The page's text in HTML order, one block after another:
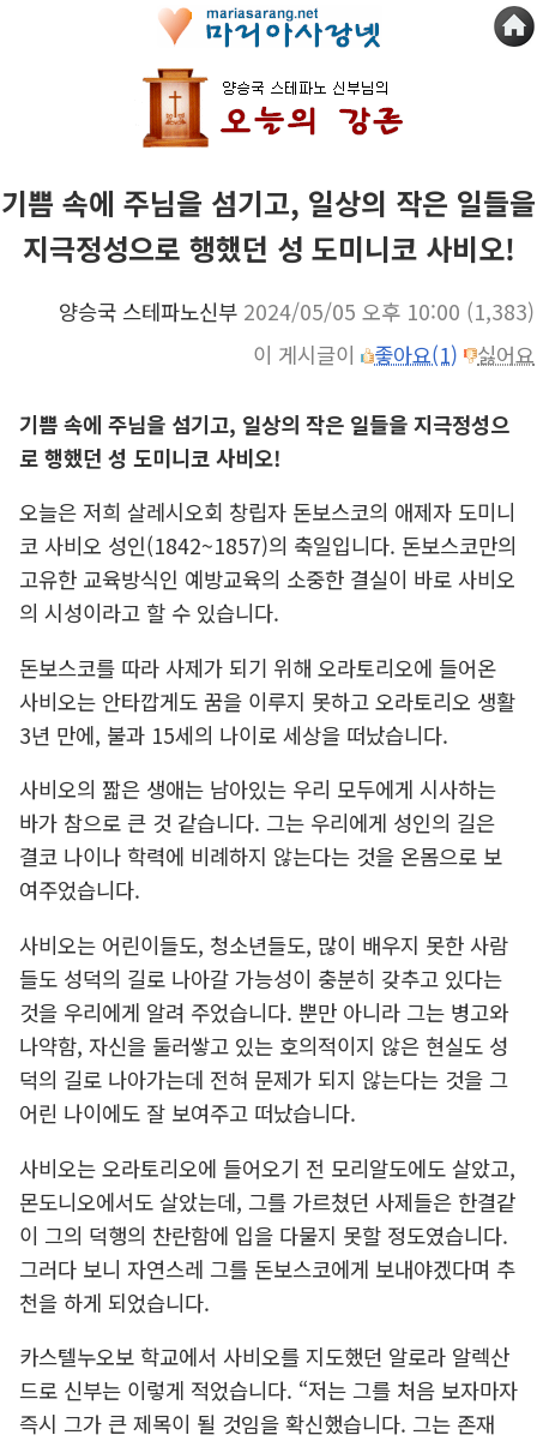
기쁨 속에 주님을 섬기고, 일상의 작은 일들을
지극정성으로 행했던 성 도미니코 사비오!
양승국 스테파노신부 2024/05/05 오후 10:00 (1,383)
이 게시글이
좋아요(1) 싫어요
기쁨 속에 주님을 섬기고, 일상의 작은 일들을 지극정성으
로 행했던 성 도미니코 사비오!
오늘은 저희 살레시오회 창립자 돈보스코의 애제자 도미니
코 사비오 성인(1842~1857)의 축일입니다. 돈보스코만의
고유한 교육방식인 예방교육의 소중한 결실이 바로 사비오
의 시성이라고 할 수 있습니다.
돈보스코를 따라 사제가 되기 위해 오라토리오에 들어온
사비오는 안타깝게도 꿈을 이루지 못하고 오라토리오 생활
3년 만에, 불과 15세의 나이로 세상을 떠났습니다.
사비오의 짧은 생애는 남아있는 우리 모두에게 시사하는
바가 참으로 큰 것 같습니다. 그는 우리에게 성인의 길은
결코 나이나 학력에 비례하지 않는다는 것을 온몸으로 보
여주었습니다.
사비오는 어린이들도, 청소년들도, 많이 배우지 못한 사람
들도 성덕의 길로 나아갈 가능성이 충분히 갖추고 있다는
것을 우리에게 알려 주었습니다. 뿐만 아니라 그는 병고와
나약함, 자신을 둘러쌓고 있는 호의적이지 않은 현실도 성
덕의 길로 나아가는데 전혀 문제가 되지 않는다는 것을 그
어린 나이에도 잘 보여주고 떠났습니다.
사비오는 오라토리오에 들어오기 전 모리알도에도 살았고,
몬도니오에서도 살았는데, 그를 가르쳤던 사제들은 한결같
이 그의 덕행의 찬란함에 입을 다물지 못할 정도였습니다.
그러다 보니 자연스레 그를 돈보스코에게 보내야겠다며 추
천을 하게 되었습니다.
카스텔누오보 학교에서 사비오를 지도했던 알로라 알렉산
드로 신부는 이렇게 적었습니다. “저는 그를 처음 보자마자
즉시 그가 큰 제목이 될 것임을 확신했습니다. 그는 존재